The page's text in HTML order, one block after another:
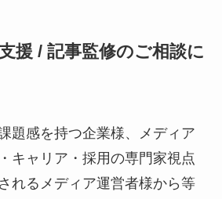
援 / 記事監修のご相談に
題感を持つ企業様、メディア
キャリア・採用の専門家視点
れるメディア運営者様から等